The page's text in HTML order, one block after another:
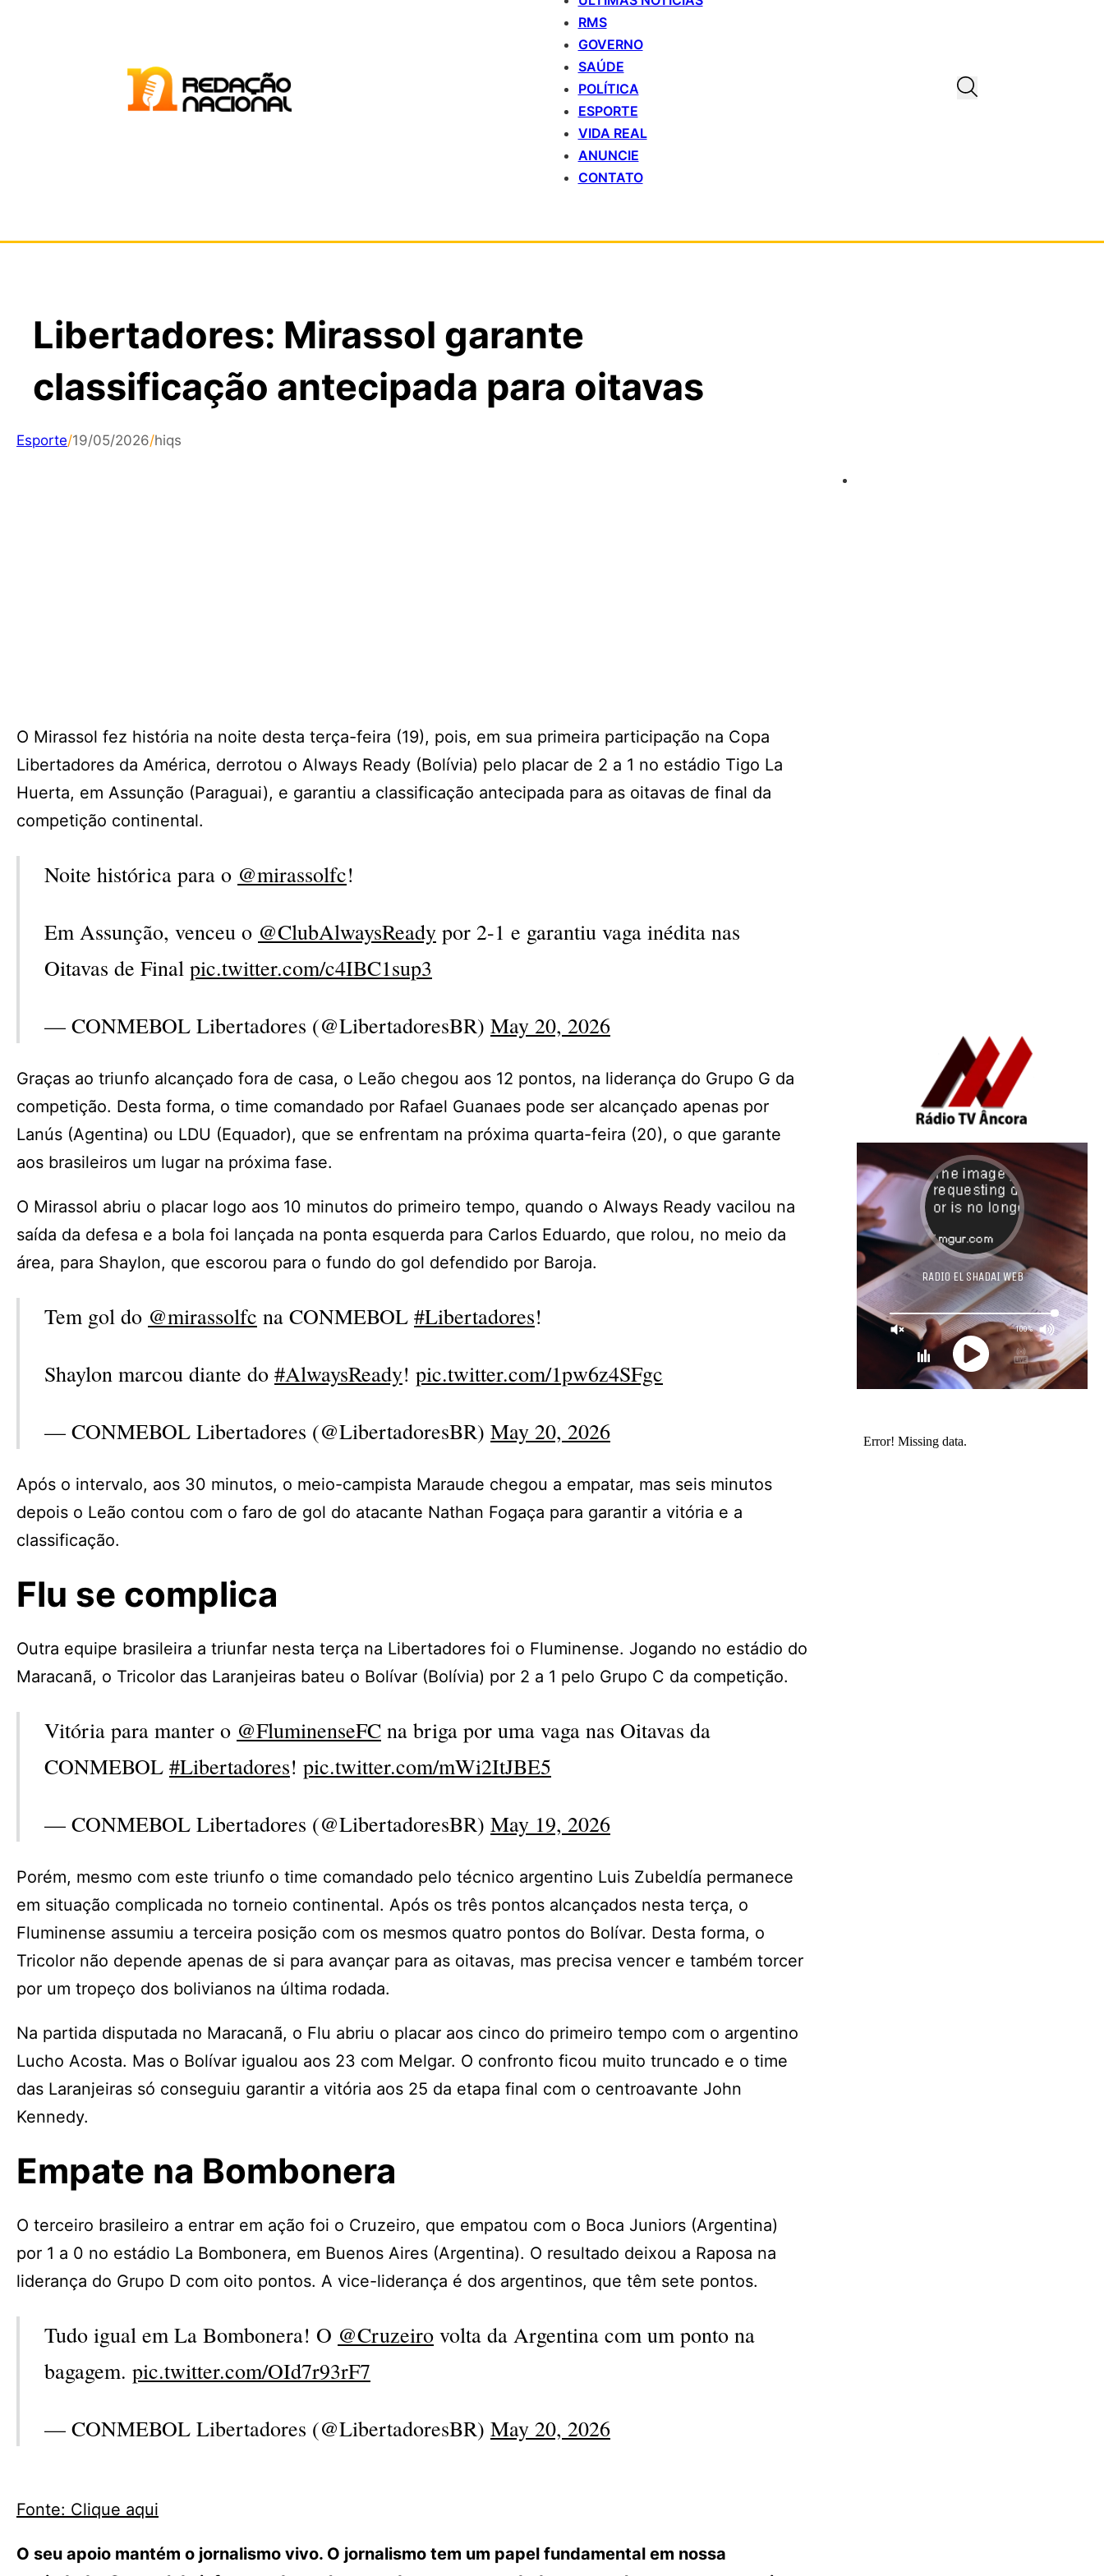
RMS
GOVERNO
SAÚDE
POLÍTICA
ESPORTE
VIDA REAL
ANUNCIE
CONTATO
Libertadores: Mirassol garante
classificação antecipada para oitavas
Esporte/19/05/2026/hiqs
O Mirassol fez história na noite desta terça-feira (19), pois, em sua primeira participação na Copa
Libertadores da América, derrotou o Always Ready (Bolívia) pelo placar de 2 a 1 no estádio Tigo La
Huerta, em Assunção (Paraguai), e garantiu a classificação antecipada para as oitavas de final da
competição continental.
Noite histórica para o @mirassolfc!
Em Assunção, venceu o @ClubAlwaysReady por 2-1 e garantiu vaga inédita nas
Oitavas de Final pic.twitter.com/c4IBC1sup3
— CONMEBOL Libertadores (@LibertadoresBR) May 20, 2026
Graças ao triunfo alcançado fora de casa, o Leão chegou aos 12 pontos, na liderança do Grupo G da
competição. Desta forma, o time comandado por Rafael Guanaes pode ser alcançado apenas por
Lanús (Agentina) ou LDU (Equador), que se enfrentam na próxima quarta-feira (20), o que garante
aos brasileiros um lugar na próxima fase.
O Mirassol abriu o placar logo aos 10 minutos do primeiro tempo, quando o Always Ready vacilou na
saída da defesa e a bola foi lançada na ponta esquerda para Carlos Eduardo, que rolou, no meio da
área, para Shaylon, que escorou para o fundo do gol defendido por Baroja.
Tem gol do @mirassolfc na CONMEBOL #Libertadores!
Shaylon marcou diante do #AlwaysReady! pic.twitter.com/1pw6z4SFgc
— CONMEBOL Libertadores (@LibertadoresBR) May 20, 2026
Após o intervalo, aos 30 minutos, o meio-campista Maraude chegou a empatar, mas seis minutos
depois o Leão contou com o faro de gol do atacante Nathan Fogaça para garantir a vitória e a
classificação.
Flu se complica
Outra equipe brasileira a triunfar nesta terça na Libertadores foi o Fluminense. Jogando no estádio do
Maracanã, o Tricolor das Laranjeiras bateu o Bolívar (Bolívia) por 2 a 1 pelo Grupo C da competição.
Vitória para manter o @FluminenseFC na briga por uma vaga nas Oitavas da
CONMEBOL #Libertadores! pic.twitter.com/mWi2ItJBE5
— CONMEBOL Libertadores (@LibertadoresBR) May 19, 2026
Porém, mesmo com este triunfo o time comandado pelo técnico argentino Luis Zubeldía permanece
em situação complicada no torneio continental. Após os três pontos alcançados nesta terça, o
Fluminense assumiu a terceira posição com os mesmos quatro pontos do Bolívar. Desta forma, o
Tricolor não depende apenas de si para avançar para as oitavas, mas precisa vencer e também torcer
por um tropeço dos bolivianos na última rodada.
Na partida disputada no Maracanã, o Flu abriu o placar aos cinco do primeiro tempo com o argentino
Lucho Acosta. Mas o Bolívar igualou aos 23 com Melgar. O confronto ficou muito truncado e o time
das Laranjeiras só conseguiu garantir a vitória aos 25 da etapa final com o centroavante John
Kennedy.
Empate na Bombonera
O terceiro brasileiro a entrar em ação foi o Cruzeiro, que empatou com o Boca Juniors (Argentina)
por 1 a 0 no estádio La Bombonera, em Buenos Aires (Argentina). O resultado deixou a Raposa na
liderança do Grupo D com oito pontos. A vice-liderança é dos argentinos, que têm sete pontos.
Tudo igual em La Bombonera! O @Cruzeiro volta da Argentina com um ponto na
bagagem. pic.twitter.com/OId7r93rF7
— CONMEBOL Libertadores (@LibertadoresBR) May 20, 2026
Fonte: Clique aqui
O seu apoio mantém o jornalismo vivo. O jornalismo tem um papel fundamental em nossa